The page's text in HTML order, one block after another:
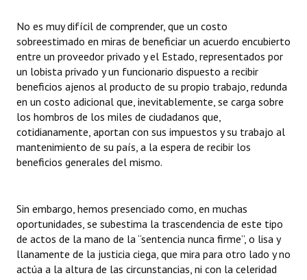
No es muy difícil de comprender, que un costo
sobreestimado en miras de beneficiar un acuerdo encubierto
entre un proveedor privado y el Estado, representados por
un lobista privado y un funcionario dispuesto a recibir
beneficios ajenos al producto de su propio trabajo, redunda
en un costo adicional que, inevitablemente, se carga sobre
los hombros de los miles de ciudadanos que,
cotidianamente, aportan con sus impuestos y su trabajo al
mantenimiento de su país, a la espera de recibir los
beneficios generales del mismo.
Sin embargo, hemos presenciado como, en muchas
oportunidades, se subestima la trascendencia de este tipo
de actos de la mano de la “sentencia nunca firme”, o lisa y
llanamente de la justicia ciega, que mira para otro lado y no
actúa a la altura de las circunstancias, ni con la celeridad